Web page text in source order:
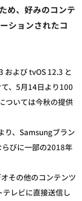
め、好みのコンテ
ションされたコ
および tvOS 12.3 と
、5月14日より100
ついては今秋の提供
り、Samsungブラン
びに一部の2018年
その他のコンテンツ
レビに直接送信し